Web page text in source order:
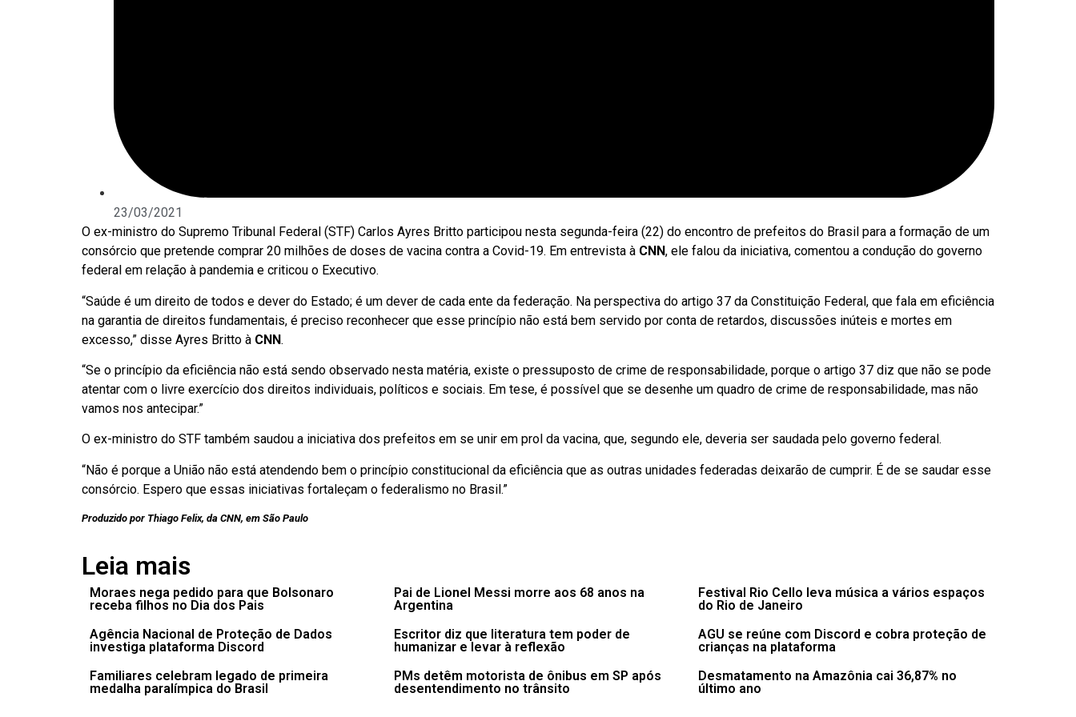
23/03/2021
O ex-ministro do Supremo Tribunal Federal (STF) Carlos Ayres Britto participou nesta segunda-feira (22) do encontro de prefeitos do Brasil para a formação de um
consórcio que pretende comprar 20 milhões de doses de vacina contra a Covid-19. Em entrevista à CNN, ele falou da iniciativa, comentou a condução do governo
federal em relação à pandemia e criticou o Executivo.
“Saúde é um direito de todos e dever do Estado; é um dever de cada ente da federação. Na perspectiva do artigo 37 da Constituição Federal, que fala em eficiência
na garantia de direitos fundamentais, é preciso reconhecer que esse princípio não está bem servido por conta de retardos, discussões inúteis e mortes em
excesso,” disse Ayres Britto à CNN.
“Se o princípio da eficiência não está sendo observado nesta matéria, existe o pressuposto de crime de responsabilidade, porque o artigo 37 diz que não se pode
atentar com o livre exercício dos direitos individuais, políticos e sociais. Em tese, é possível que se desenhe um quadro de crime de responsabilidade, mas não
vamos nos antecipar.”
O ex-ministro do STF também saudou a iniciativa dos prefeitos em se unir em prol da vacina, que, segundo ele, deveria ser saudada pelo governo federal.
“Não é porque a União não está atendendo bem o princípio constitucional da eficiência que as outras unidades federadas deixarão de cumprir. É de se saudar esse
consórcio. Espero que essas iniciativas fortaleçam o federalismo no Brasil.”
Produzido por Thiago Felix, da CNN, em São Paulo
Leia mais
Moraes nega pedido para que Bolsonaro
receba filhos no Dia dos Pais
Pai de Lionel Messi morre aos 68 anos na
Argentina
Festival Rio Cello leva música a vários espaços
do Rio de Janeiro
Agência Nacional de Proteção de Dados
investiga plataforma Discord
Escritor diz que literatura tem poder de
humanizar e levar à reflexão
AGU se reúne com Discord e cobra proteção de
crianças na plataforma
Familiares celebram legado de primeira
medalha paralímpica do Brasil
PMs detêm motorista de ônibus em SP após
desentendimento no trânsito
Desmatamento na Amazônia cai 36,87% no
último ano